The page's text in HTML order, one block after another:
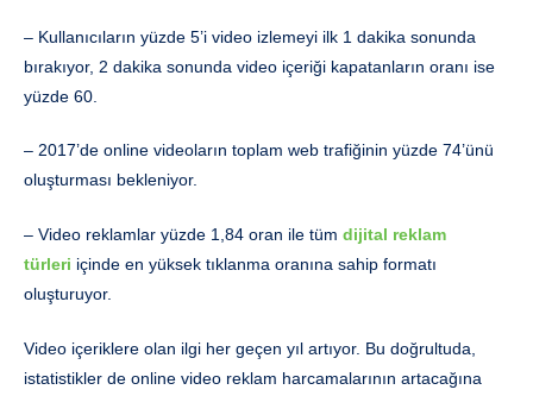
– Kullanıcıların yüzde 5’i video izlemeyi ilk 1 dakika sonunda
bırakıyor, 2 dakika sonunda video içeriği kapatanların oranı ise
yüzde 60.
– 2017’de online videoların toplam web trafiğinin yüzde 74’ünü
oluşturması bekleniyor.
– Video reklamlar yüzde 1,84 oran ile tüm dijital reklam
türleri içinde en yüksek tıklanma oranına sahip formatı
oluşturuyor.
Video içeriklere olan ilgi her geçen yıl artıyor. Bu doğrultuda,
istatistikler de online video reklam harcamalarının artacağına